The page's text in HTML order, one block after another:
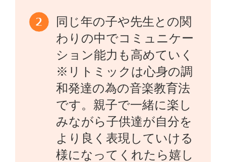
同じ年の子や先生との関
わりの中でコミュニケー
ション能力も高めていく
※リトミックは心身の調
和発達の為の音楽教育法
です。親子で一緒に楽し
みながら子供達が自分を
より良く表現していける
様になってくれたら嬉し